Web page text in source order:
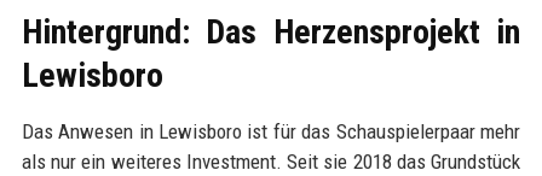
Hintergrund: Das Herzensprojekt in
Lewisboro
Das Anwesen in Lewisboro ist für das Schauspielerpaar mehr
als nur ein weiteres Investment. Seit sie 2018 das Grundstück